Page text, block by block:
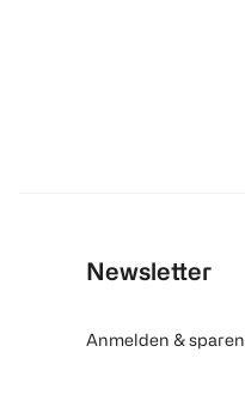
Newsletter
Anmelden & sparen